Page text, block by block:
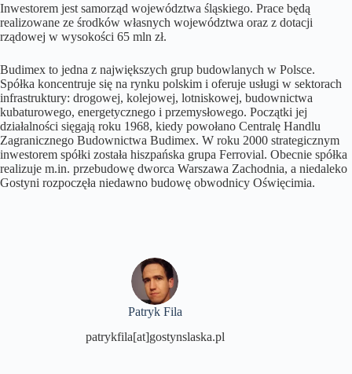
Inwestorem jest samorząd województwa śląskiego. Prace będą
realizowane ze środków własnych województwa oraz z dotacji
rządowej w wysokości 65 mln zł.
Budimex to jedna z największych grup budowlanych w Polsce.
Spółka koncentruje się na rynku polskim i oferuje usługi w sektorach
infrastruktury: drogowej, kolejowej, lotniskowej, budownictwa
kubaturowego, energetycznego i przemysłowego. Początki jej
działalności sięgają roku 1968, kiedy powołano Centralę Handlu
Zagranicznego Budownictwa Budimex. W roku 2000 strategicznym
inwestorem spółki została hiszpańska grupa Ferrovial. Obecnie spółka
realizuje m.in. przebudowę dworca Warszawa Zachodnia, a niedaleko
Gostyni rozpoczęła niedawno budowę obwodnicy Oświęcimia.
Patryk Fila
patrykfila[at]gostynslaska.pl